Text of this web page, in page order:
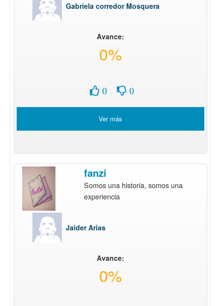
Gabriela corredor Mosquera
Avance:
0%
0 0
Ver más
fanzi
Somos una historia, somos una
experiencia
Jaider Arias
Avance:
0%